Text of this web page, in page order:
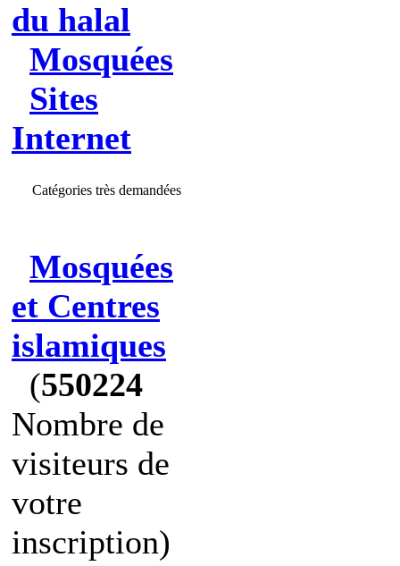
du halal
Mosquées
Sites
Internet
Catégories très demandées
Mosquées
et Centres
islamiques
(550224
Nombre de
visiteurs de
votre
inscription)